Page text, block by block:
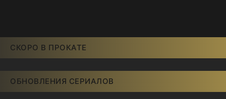
СКОРО В ПРОКАТЕ
ОБНОВЛЕНИЯ СЕРИАЛОВ